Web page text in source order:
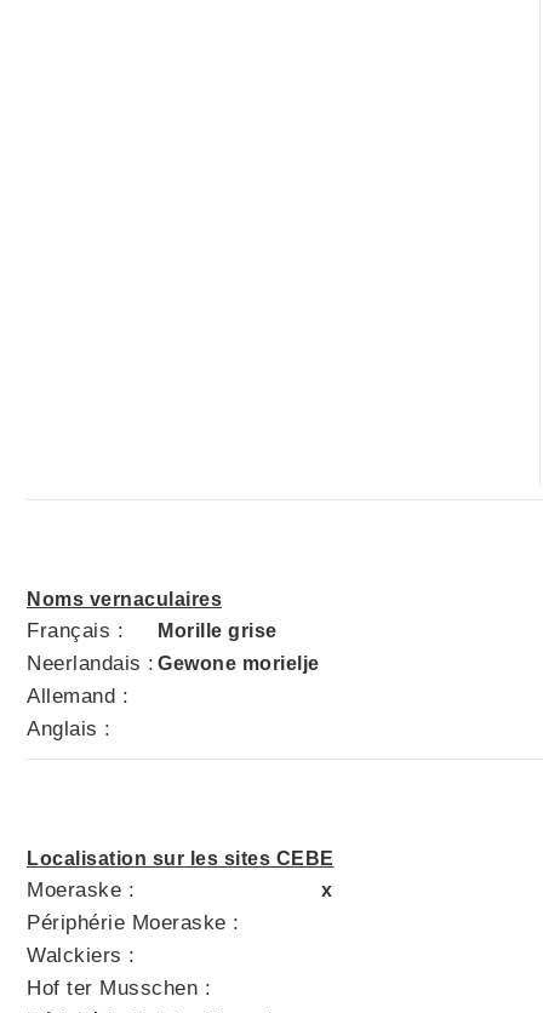
Noms vernaculaires
Français : Morille grise
Neerlandais : Gewone morielje
Allemand :
Anglais :
Localisation sur les sites CEBE
Moeraske : x
Périphérie Moeraske :
Walckiers :
Hof ter Musschen :